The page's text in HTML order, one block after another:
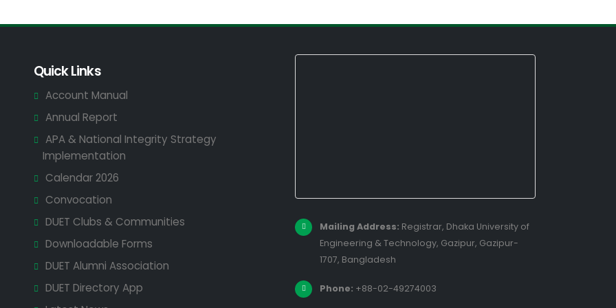
Quick Links
Account Manual
Annual Report
APA & National Integrity Strategy
Implementation
Calendar 2026
Convocation
DUET Clubs & Communities
Downloadable Forms
DUET Alumni Association
DUET Directory App
Mailing Address: Registrar, Dhaka University of
Engineering & Technology, Gazipur, Gazipur-
1707, Bangladesh
Phone: +88-02-49274003